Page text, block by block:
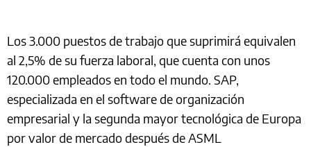
Los 3.000 puestos de trabajo que suprimirá equivalen
al 2,5% de su fuerza laboral, que cuenta con unos
120.000 empleados en todo el mundo. SAP,
especializada en el software de organización
empresarial y la segunda mayor tecnológica de Europa
por valor de mercado después de ASML